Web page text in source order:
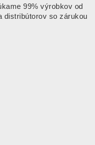
99% výrobkov od
so zárukou